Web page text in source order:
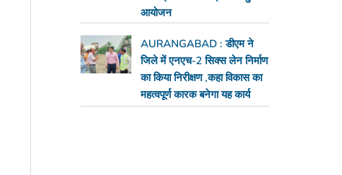
आयोजन
AURANGABAD : डीएम ने
जिले में एनएच-2 सिक्स लेन निर्माण
का किया निरीक्षण ,कहा विकास का
महत्वपूर्ण कारक बनेगा यह कार्य